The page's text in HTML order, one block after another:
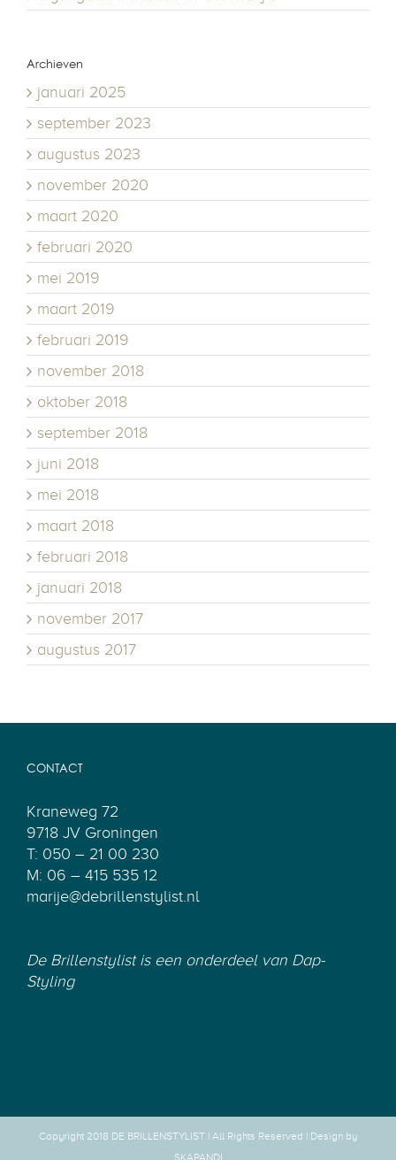
Archieven
januari 2025
september 2023
augustus 2023
november 2020
maart 2020
februari 2020
mei 2019
maart 2019
februari 2019
november 2018
oktober 2018
september 2018
juni 2018
mei 2018
maart 2018
februari 2018
januari 2018
november 2017
augustus 2017
CONTACT
Kraneweg 72
9718 JV Groningen
T: 050 – 21 00 230
M: 06 – 415 535 12
marije@debrillenstylist.nl
De Brillenstylist is een onderdeel van Dap-
Styling
Copyright 2018 DE BRILLENSTYLIST | All Rights Reserved | Design by
SKAPANDI